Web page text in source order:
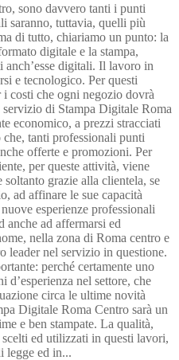
sono davvero tanti i punti
saranno, tuttavia, quelli più
di tutto, chiariamo un punto: la
digitale e la stampa,
anch’esse digitali. Il lavoro in
e tecnologico. Per questi
i costi che ogni negozio dovrà
servizio di Stampa Digitale Roma
economico, a prezzi stracciati
tanti professionali punti
offerte e promozioni. Per
per queste attività, viene
grazie alla clientela, se
ad affinare le sue capacità
esperienze professionali
anche ad affermarsi ed
nella zona di Roma centro e
leader nel servizio in questione.
perché certamente uno
d’esperienza nel settore, che
circa le ultime novità
Digitale Roma Centro sarà un
e ben stampate. La qualità,
ed utilizzati in questi lavori,
legge ed in...